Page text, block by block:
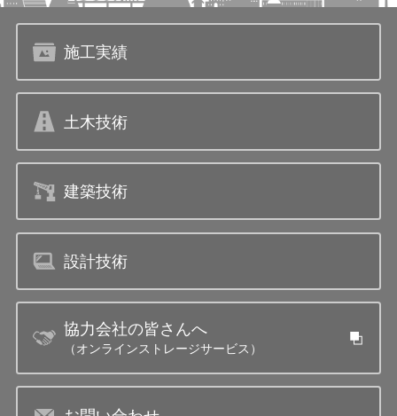
施工実績
土木技術
建築技術
設計技術
協力会社の皆さんへ
（オンラインストレージサービス）